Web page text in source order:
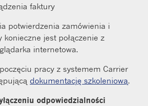
faktury
potwierdzenia zamówienia i
konieczne jest połączenie z
internetowa.
pracy z systemem Carrier
dokumentację szkoleniową.
odpowiedzialności